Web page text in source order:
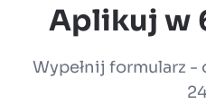
Aplikuj w
Wypełnij formularz